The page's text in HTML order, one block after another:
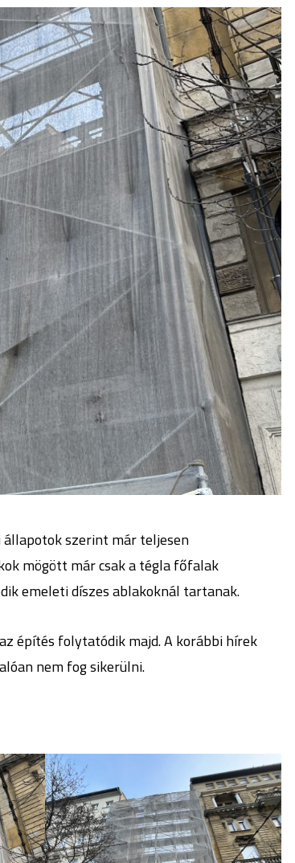
szerint már teljesen
mögött már csak a tégla főfalak
emeleti díszes ablakoknál tartanak.
építés folytatódik majd. A korábbi hírek
nem fog sikerülni.